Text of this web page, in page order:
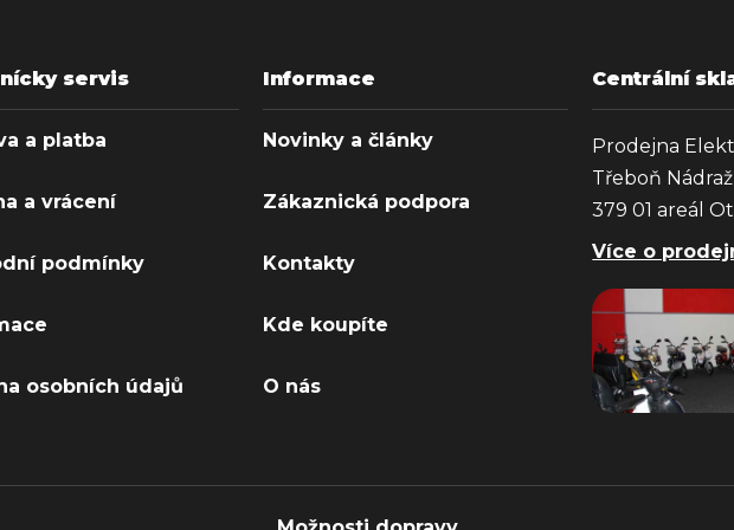
servis
a platba
a vrácení
podmínky
osobních údajů
Informace
Novinky a články
Zákaznická podpora
Kontakty
Kde koupíte
O nás
Centrální
Prodejna
Třeboň
379 01 areál
Více o